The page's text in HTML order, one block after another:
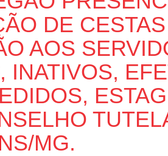
DE
AOS
INATIVOS,
MG.